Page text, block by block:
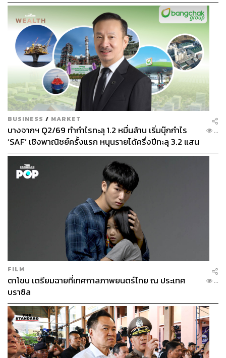
BUSINESS / MARKET
บางจากฯ Q2/69 ทำกำไรทะลุ 1.2 หมื่นล้าน เริ่มบุ๊กกำไร
‘SAF’ เชิงพาณิชย์ครั้งแรก หนุนรายได้ครึ่งปีทะลุ 3.2 แสน
ล้าน
...
FILM
ตาโขน เตรียมฉายที่เทศกาลภาพยนตร์ไทย ณ ประเทศ
บราซิล
...